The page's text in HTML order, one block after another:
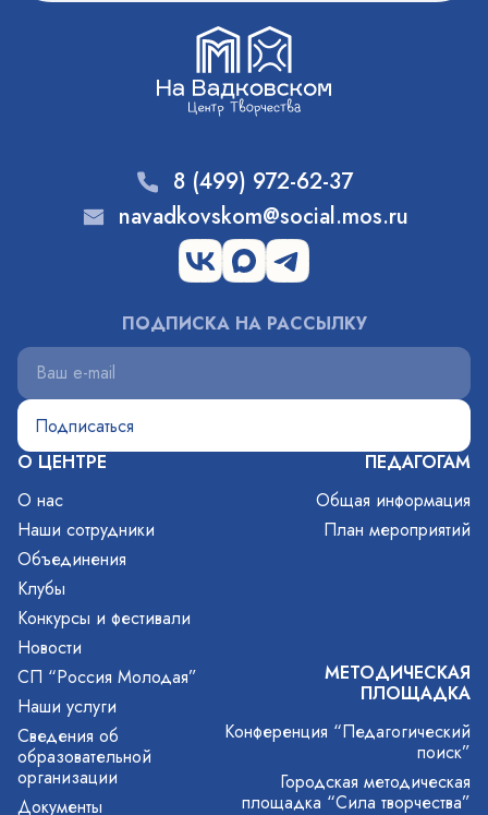
О ЦЕНТРЕ
О нас
Наши сотрудники
Объединения
Клубы
Конкурсы и фестивали
Новости
СП “Россия Молодая”
Наши услуги
Сведения об
образовательной
организации
Документы
ПЕДАГОГАМ
Общая информация
План мероприятий
МЕТОДИЧЕСКАЯ
ПЛОЩАДКА
Конференция “Педагогический
поиск”
Городская методическая
площадка “Сила творчества”
8 (499) 972-62-37
navadkovskom@social.mos.ru
ПОДПИСКА НА РАССЫЛКУ